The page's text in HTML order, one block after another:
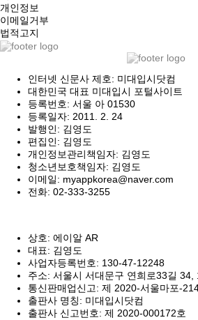
개인정보
이메일거부
법적고지
인터넷 신문사 제호: 미대입시닷컴
대한민국 대표 미대입시 포털사이트
등록번호: 서울 아 01530
등록일자: 2011. 2. 24
발행인: 김영도
편집인: 김영도
개인정보관리책임자: 김영도
청소년보호책임자: 김영도
이메일: myappkorea@naver.com
전화: 02-333-3255
상호: 에이알 AR
대표: 김영도
사업자등록번호: 130-47-12248
주소: 서울시 서대문구 연희로33길 34,
통신판매업신고: 제 2020-서울마포-
출판사 명칭: 미대입시닷컴
출판사 신고번호: 제 2020-000172호